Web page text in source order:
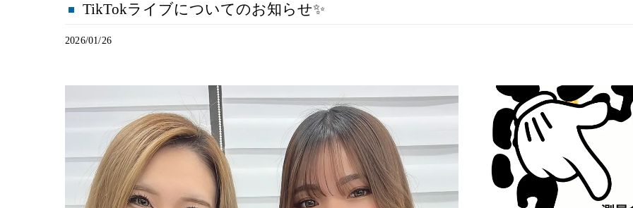
TikTokライブについてのお知らせ✨
2026/01/26